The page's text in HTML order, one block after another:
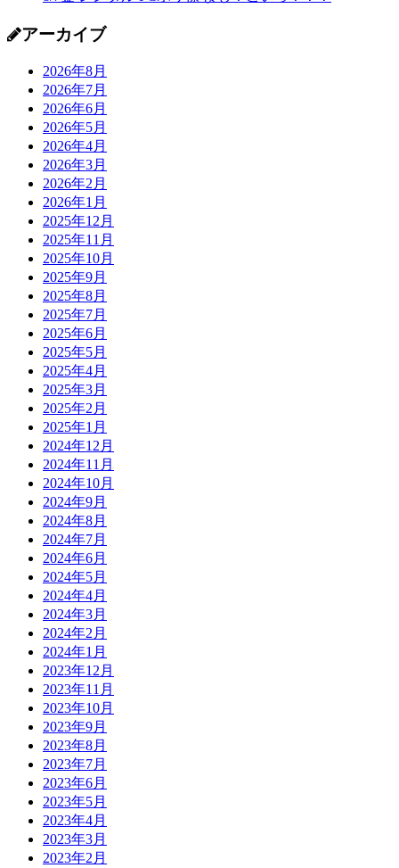
アーカイブ
2026年8月
2026年7月
2026年6月
2026年5月
2026年4月
2026年3月
2026年2月
2026年1月
2025年12月
2025年11月
2025年10月
2025年9月
2025年8月
2025年7月
2025年6月
2025年5月
2025年4月
2025年3月
2025年2月
2025年1月
2024年12月
2024年11月
2024年10月
2024年9月
2024年8月
2024年7月
2024年6月
2024年5月
2024年4月
2024年3月
2024年2月
2024年1月
2023年12月
2023年11月
2023年10月
2023年9月
2023年8月
2023年7月
2023年6月
2023年5月
2023年4月
2023年3月
2023年2月